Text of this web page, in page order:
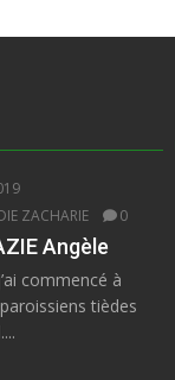
ZACHARIE
0
Angèle
commencé à
tièdes